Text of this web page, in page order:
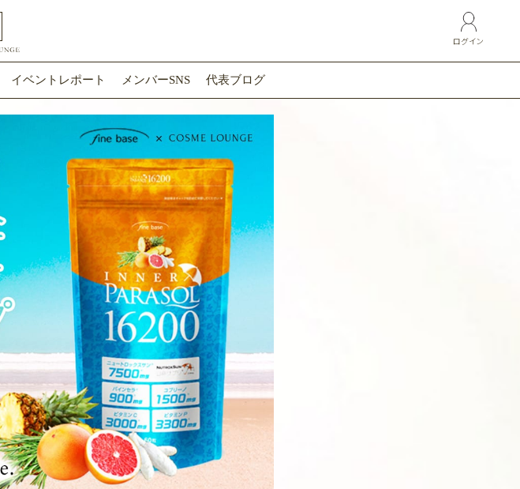
ログイン
イベントレポート メンバーSNS 代表ブログ